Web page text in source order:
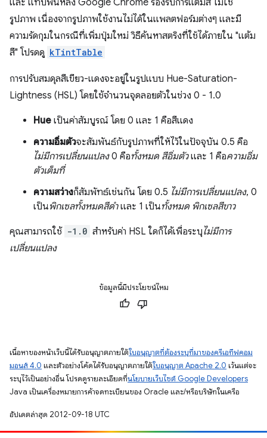
รูปภาพ เนื่องจากรูปภาพใช้งานไม่ได้ในแพลตฟอร์มต่างๆ และมี
ความรัดกุมในกรณีที่เพิ่มปุ่มใหม่ วิธีค้นหาสตริงที่ใช้ได้ภายใน "แต้ม
สี" โปรดดู kTintTable
การปรับสมดุลสีเขียว-แดงจะอยู่ในรูปแบบ Hue-Saturation-
Lightness (HSL) โดยใช้จำนวนจุดลอยตัวในช่วง 0 - 1.0
Hue เป็นค่าสัมบูรณ์ โดย 0 และ 1 คือสีแดง
ความอิ่มตัวจะสัมพันธ์กับรูปภาพที่ให้ไว้ในปัจจุบัน 0.5 คือ
ไม่มีการเปลี่ยนแปลง0 คือทั้งหมด สีอิ่มตัวและ 1 คือความอิ่ม
ตัวเต็มที่
ความสว่างก็สัมพัทธ์เช่นกัน โดย 0.5 ไม่มีการเปลี่ยนแปลง, 0
เป็นพิกเซลทั้งหมดสีดำและ 1 เป็นทั้งหมด พิกเซลสีขาว
คุณสามารถใช้ -1.0 สำหรับค่า HSL ใดก็ได้เพื่อระบุไม่มีการ
เปลี่ยนแปลง
ข้อมูลนี้มีประโยชน์ไหม
เนื้อหาของหน้าเว็บนี้ได้รับอนุญาตภายใต้ใบอนุญาตที่ต้องระบุที่มาของครีเอทีฟคอม
มอนส์ 4.0 และตัวอย่างโค้ดได้รับอนุญาตภายใต้ใบอนุญาต Apache 2.0 เว้นแต่จะ
ระบุไว้เป็นอย่างอื่น โปรดดูรายละเอียดที่นโยบายเว็บไซต์ Google Developers
Java เป็นเครื่องหมายการค้าจดทะเบียนของ Oracle และ/หรือบริษัทในเครือ
อัปเดตล่าสุด 2012-09-18 UTC